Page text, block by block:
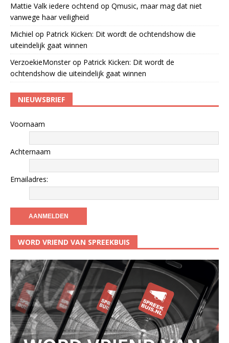
Mattie Valk iedere ochtend op Qmusic, maar mag dat niet
vanwege haar veiligheid
Michiel op Patrick Kicken: Dit wordt de ochtendshow die
uiteindelijk gaat winnen
VerzoekieMonsterop Patrick Kicken: Dit wordt de
ochtendshow die uiteindelijk gaat winnen
NIEUWSBRIEF
Voornaam
Achternaam
Emailadres:
WORD VRIEND VAN SPREEKBUIS